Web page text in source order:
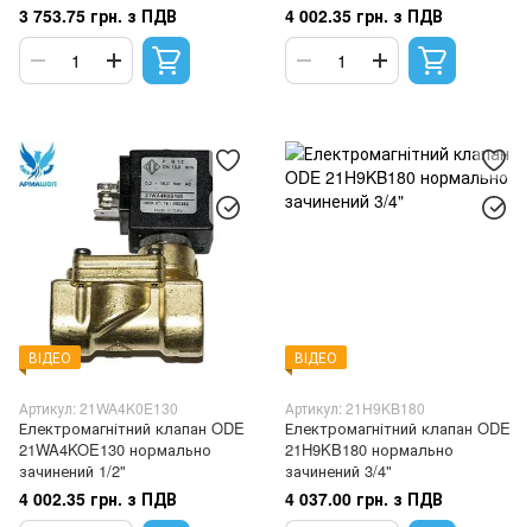
3 753.75 грн. з ПДВ 4 002.35 грн. з ПДВ
ВІДЕО
Артикул: 21WA4K0E130
Електромагнітний клапан ODE
21WA4KOE130 нормально
зачинений 1/2"
4 002.35 грн. з ПДВ
ВІДЕО
Артикул: 21H9KB180
Електромагнітний клапан ODE
21H9KB180 нормально
зачинений 3/4"
4 037.00 грн. з ПДВ